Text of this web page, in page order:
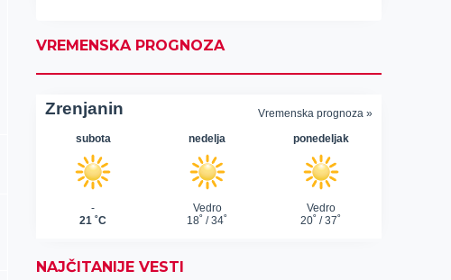
VREMENSKA PROGNOZA
NAJČITANIJE VESTI